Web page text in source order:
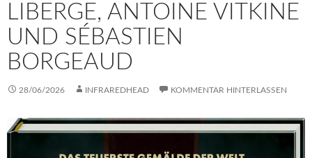
LIBERGE, ANTOINE VITKINE
UND SÉBASTIEN
BORGEAUD
28/06/2026 INFRAREDHEAD KOMMENTAR HINTERLASSEN